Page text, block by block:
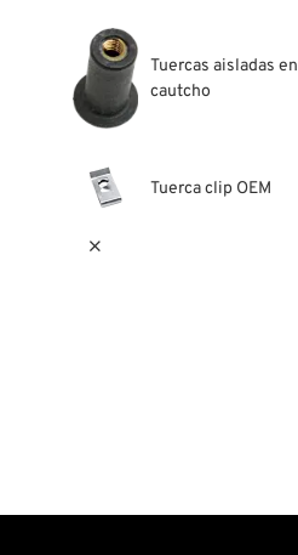
Tuercas aisladas en
cautcho
Tuerca clip OEM
